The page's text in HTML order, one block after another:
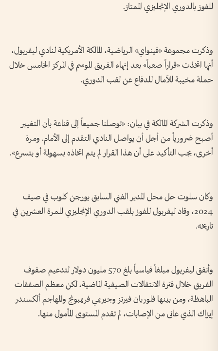
للفوز بالدوري الإنجليزي الممتاز.
وذكرت مجموعة «فينواي» الرياضية، المالكة الأمريكية لنادي ليفربول،
أنها اتخذت «قراراً صعباً» بعد إنهاء الفريق الموسم في المركز الخامس خلال
حملة مخيبة للآمال للدفاع عن لقب الدوري.
وذكرت الشركة المالكة في بيان: «توصلنا جميعاً إلى قناعة بأن التغيير
أصبح ضرورياً من أجل أن يواصل النادي التقدم إلى الأمام. ومرة
أخرى، يجب التأكيد على أن هذا القرار لم يتم اتخاذه بسهولة أو بتسرع».
وكان سلوت حل محل المدير الفني السابق يورجن كلوب في صيف
2024، وقاد ليفربول للفوز بلقب الدوري الإنجليزي للمرة العشرين في
تاريخه.
وأنفق ليفربول مبلغاً قياسياً بلغ 570 مليون دولار لتدعيم صفوف
الفريق خلال فترة الانتقالات الصيفية الماضية، لكن معظم الصفقات
الباهظة، ومن بينها فلوريان فيرتز وجيريمي فريمبونج والمهاجم ألكسندر
إيزاك الذي عانى من الإصابات، لم تقدم المستوى المأمول منها.